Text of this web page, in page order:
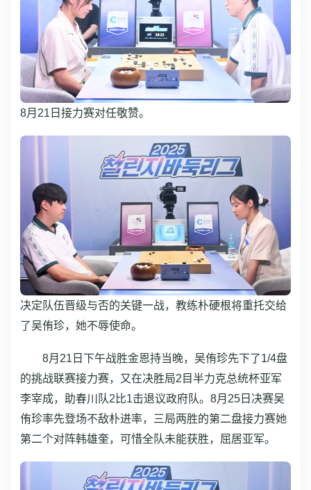
8月21日接力赛对任敬赞。
决定队伍晋级与否的关键一战，教练朴硬根将重托交给
了吴侑珍，她不辱使命。
8月21日下午战胜金恩持当晚，吴侑珍先下了1/4盘
的挑战联赛接力赛，又在决胜局2目半力克总统杯亚军
李宰成，助春川队2比1击退议政府队。8月25日决赛吴
侑珍率先登场不敌朴进率，三局两胜的第二盘接力赛她
第二个对阵韩雄奎，可惜全队未能获胜，屈居亚军。